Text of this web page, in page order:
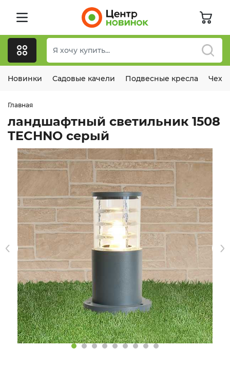
Новинки Садовые качели Подвесные кресла
Главная
ландшафтный светильник 1508
TECHNO серый